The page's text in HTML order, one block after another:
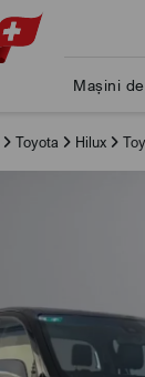
Mașini
Toyota Hilux